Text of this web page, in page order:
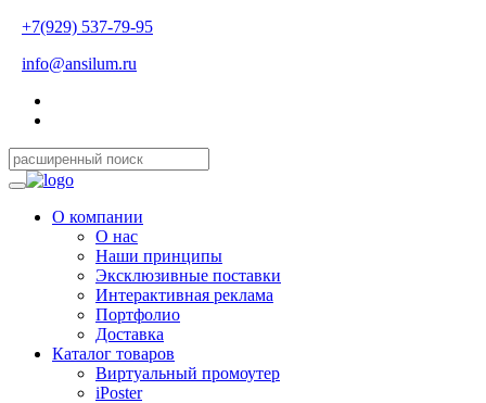
+7(929) 537-79-95
info@ansilum.ru
О компании
О нас
Наши принципы
Эксклюзивные поставки
Интерактивная реклама
Портфолио
Доставка
Каталог товаров
Виртуальный промоутер
iPoster